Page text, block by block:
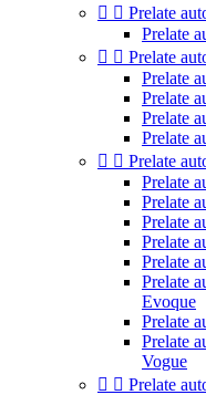
  Prelate
Prelate
  Prelate
Prelate
Prelate
Prelate
Prelate
  Prelate
Prelate
Prelate
Prelate
Prelate
Prelate
Prelate
Evoque
Prelate
Prelate
Vogue
  Prelate